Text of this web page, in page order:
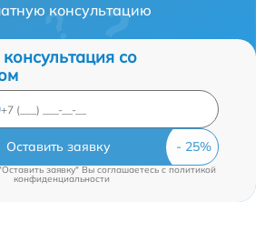
консультацию
со
Оставить заявку
заявку" Вы соглашаетесь cполитикой
конфиденциальности